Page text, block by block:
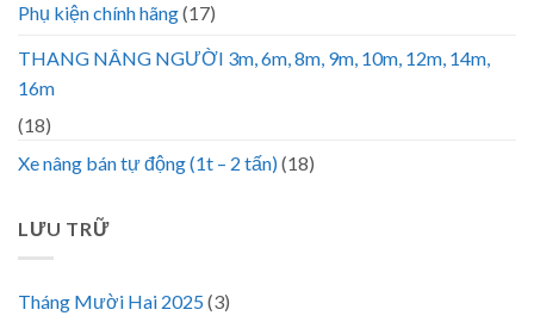
Phụ kiện chính hãng(17)
THANG NÂNG NGƯỜI 3m, 6m, 8m, 9m, 10m, 12m, 14m,
16m
(18)
Xe nâng bán tự động (1t – 2 tấn)(18)
LƯU TRỮ
Tháng Mười Hai 2025(3)